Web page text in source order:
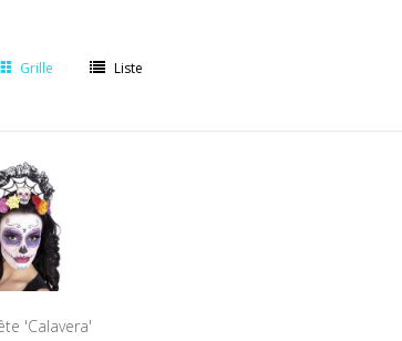
Grille Liste
'Calavera'